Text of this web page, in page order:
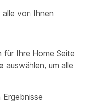
alle von Ihnen
für Ihre Home Seite
auswählen, um alle